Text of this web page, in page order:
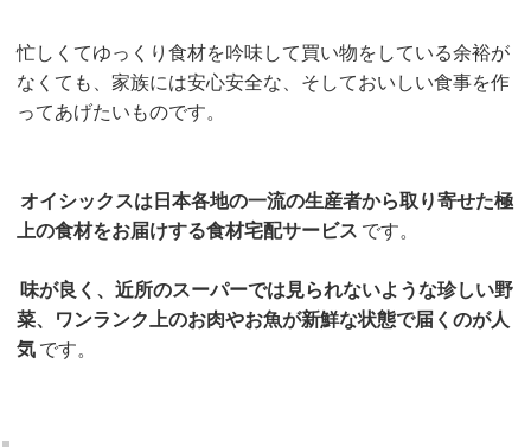
忙しくてゆっくり食材を吟味して買い物をしている余裕が
なくても、家族には安心安全な、そしておいしい食事を作
ってあげたいものです。
オイシックスは日本各地の一流の生産者から取り寄せた極
上の食材をお届けする食材宅配サービス です。
味が良く、近所のスーパーでは見られないような珍しい野
菜、ワンランク上のお肉やお魚が新鮮な状態で届くのが人
気 です。